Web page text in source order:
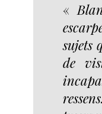
«
sujets
de